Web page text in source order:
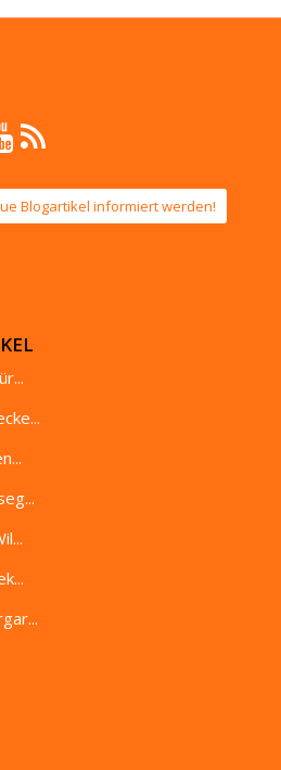
Blogartikel informiert werden!